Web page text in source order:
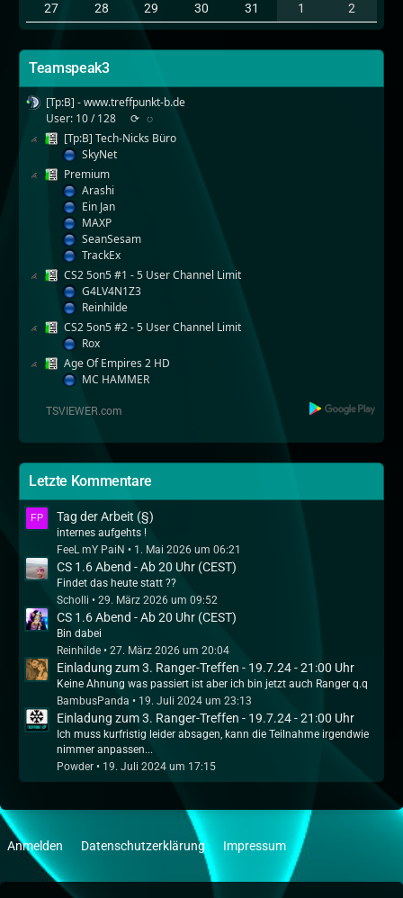
27
28 29 30 31 1 2
Teamspeak3
[Tp:B] - www.treffpunkt-b.de
User: 10 / 128
⟳ ◌
[Tp:B] Tech-Nicks Büro
SkyNet
Premium
Arashi
Ein Jan
MAXP
SeanSesam
TrackEx
CS2 5on5 #1 - 5 User Channel Limit
G4LV4N1Z3
Reinhilde
CS2 5on5 #2 - 5 User Channel Limit
Rox
Age Of Empires 2 HD
MC HAMMER
Letzte Kommentare
Tag der Arbeit (§)
internes aufgehts !
FeeL mY PaiN
1. Mai 2026 um 06:21
CS 1.6 Abend - Ab 20 Uhr (CEST)
Findet das heute statt ??
Scholli
29. März 2026 um 09:52
CS 1.6 Abend - Ab 20 Uhr (CEST)
Bin dabei
Reinhilde
27. März 2026 um 20:04
Einladung zum 3. Ranger-Treffen - 19.7.24 - 21:00 Uhr
Keine Ahnung was passiert ist aber ich bin jetzt auch Ranger q.q
BambusPanda
19. Juli 2024 um 23:13
Einladung zum 3. Ranger-Treffen - 19.7.24 - 21:00 Uhr
Ich muss kurfristig leider absagen, kann die Teilnahme irgendwie
nimmer anpassen...
Powder
19. Juli 2024 um 17:15
Anmelden Datenschutzerklärung Impressum